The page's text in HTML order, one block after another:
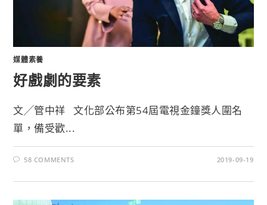
媒體素養
好戲劇的要素
文╱管中祥 文化部公布第54屆電視金鐘獎人圍名
單，備受歡...
58 COMMENTS 2019-09-19